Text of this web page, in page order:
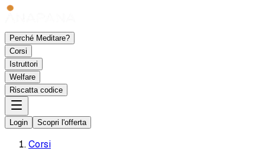
Perché Meditare?
Corsi
Istruttori
Welfare
Riscatta codice
Login Scopri l'offerta
Corsi